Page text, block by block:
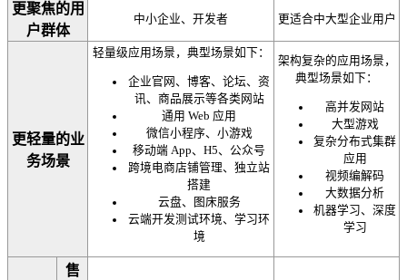
更聚焦的用
户群体
中小企业、开发者 更适合中大型企业用户
更轻量的业
务场景
轻量级应用场景，典型场景如下：
企业官网、博客、论坛、资
讯、商品展示等各类网站
通用 Web 应用
微信小程序、小游戏
移动端 App、H5、公众号
跨境电商店铺管理、独立站
搭建
云盘、图床服务
云端开发测试环境、学习环
境
架构复杂的应用场景，
典型场景如下：
高并发网站
大型游戏
复杂分布式集群
应用
视频编解码
大数据分析
机器学习、深度
学习
售